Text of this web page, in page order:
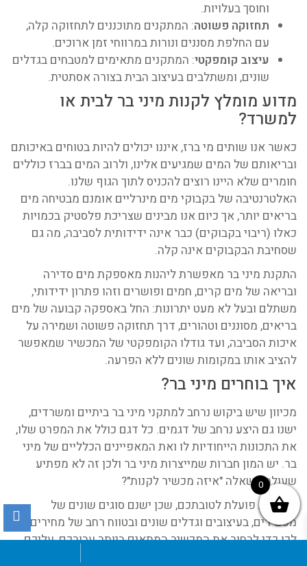
וחוסך בעלויות.
תחזוקה פשוטה: המתקנים מתוכננים לתחזוקה קלה,
עם החלפת מסננים ונורות במרווחי זמן ארוכים.
עיצוב קומפקטי: המתקנים מתאימים למטבחים בגדלים
שונים, ומשתלבים בעיצוב הבית בצורה אסתטית.
מדוע מומלץ לקנות מיני בר לבית או
למשרד?
כאשר אנו שותים מי ברז, איננו יכולים להיות בטוחים באיכותם
ובריאותם של המים שמגיעים אלינו, ולרוב המים בברז כוללים
חומרים שלא היינו רוצים להכניס לתוך הגוף שלנו.
האלטרנטיבה של בקבוקי מים מינרליים אומנם מבטיחה מים
בריאים יותר, אך כיום אנו מבינים שצריכת פלסטיק בכמויות
כאלו (ריבוי בקבוקים) כבר אינה ידידותית לסביבה, מה גם
שסחיבת הבקבוקים אינה קלה.
התקנת מיני בר מאפשרת ליהנות מאספקת מים סדירה
ובריאה של מים קרים, חמים ופושרים וזהו פתרון ידידותי,
משתלם ובעל לא מעט יתרונות: החל באספקה קבועה של מים
בריאים, מסוננים וטהורים, דרך תחזוקה פשוטה ושמירה על
איכות הסביבה, ועד גודלו הקומפקטי של המכשיר שמאפשר
להציב אותו במקומות שונים ללא הפרעה.
איך בוחרים מיני בר?
מכיוון שיש ביקוש נרחב למתקני מיני בר ביתיים ומשרדים,
ישנו גם היצע נרחב של דגמים. כל דגם כולל את המפרט שלו,
את התכונות הייחודיות לו ואת המאפיינים הכלליים של מיני
בר. יש המון חברות שמייצרות מיני בר ולכן זה לא מפתיע
שעולה השאלה "איזה מכשיר לקנות"?
התחרות פועלת לטובתכם, שכן ישנם סוגים שונים של
מכשירים, בעיצובים וגדלים שונים ובטווח רחב של מחירים.
לכן כדי לבחור את המכשיר המתאים ביותר עבורכם, עליכם
0